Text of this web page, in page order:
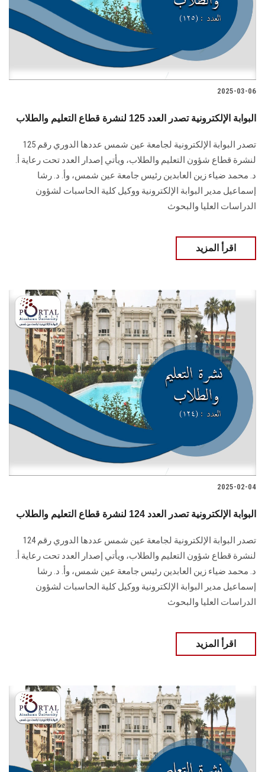
2025-03-06
البوابة الإلكترونية تصدر العدد 125 لنشرة قطاع التعليم والطلاب
تصدر البوابة الإلكترونية لجامعة عين شمس عددها الدوري رقم 125
لنشرة قطاع شؤون التعليم ‏والطلاب‎، ويأتي إصدار العدد تحت رعاية أ.
د. محمد ضياء زين العابدين رئيس جامعة عين شمس، وأ. د. ‏رشا
إسماعيل مدير البوابة الإلكترونية ووكيل كلية الحاسبات لشؤون
‏الدراسات العليا والبحوث
اقرأ المزيد
2025-02-04
البوابة الإلكترونية تصدر العدد 124 لنشرة قطاع التعليم والطلاب
تصدر البوابة الإلكترونية لجامعة عين شمس عددها الدوري رقم 124
لنشرة قطاع شؤون التعليم ‏والطلاب‎، ويأتي إصدار العدد تحت رعاية أ.
د. محمد ضياء زين العابدين رئيس جامعة عين شمس، وأ. د. ‏رشا
إسماعيل مدير البوابة الإلكترونية ووكيل كلية الحاسبات لشؤون
‏الدراسات العليا والبحوث
اقرأ المزيد